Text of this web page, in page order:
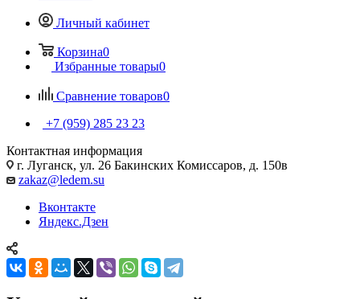
Личный кабинет
Корзина0
Избранные товары0
Сравнение товаров0
+7 (959) 285 23 23
Контактная информация
г. Луганск, ул. 26 Бакинских Комиссаров, д. 150в
zakaz@ledem.su
Вконтакте
Яндекс.Дзен